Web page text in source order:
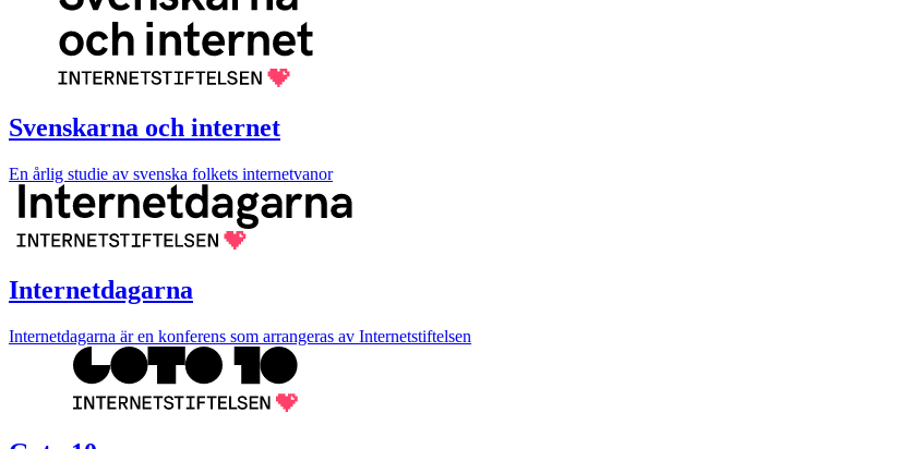
Svenskarna och internet
En årlig studie av svenska folkets internetvanor
Internetdagarna
Internetdagarna är en konferens som arrangeras av Internetstiftelsen